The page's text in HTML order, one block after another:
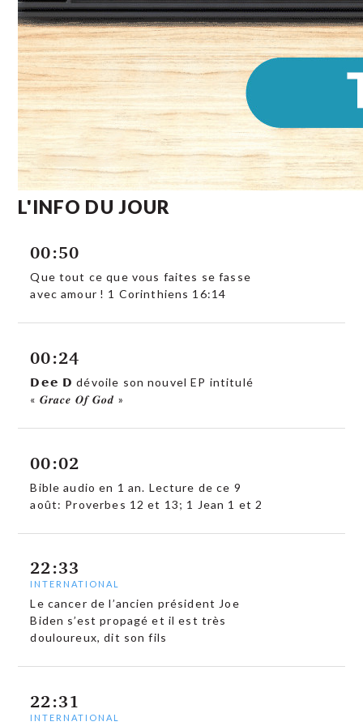
L'INFO DU JOUR
00:50
Que tout ce que vous faites se fasse
avec amour ! 1 Corinthiens 16:14
00:24
𝗗𝗲𝗲 𝗗 dévoile son nouvel EP intitulé
« 𝑮𝒓𝒂𝒄𝒆 𝑶𝒇 𝑮𝒐𝒅 »
00:02
Bible audio en 1 an. Lecture de ce 9
août: Proverbes 12 et 13; 1 Jean 1 et 2
22:33
INTERNATIONAL
Le cancer de l’ancien président Joe
Biden s’est propagé et il est très
douloureux, dit son fils
22:31
INTERNATIONAL